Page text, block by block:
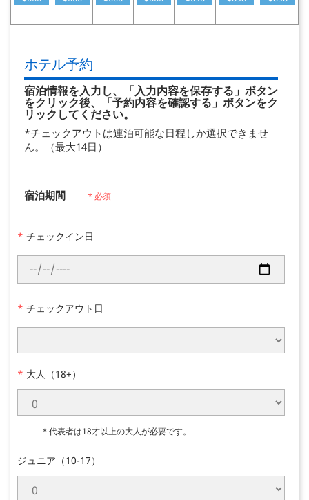
ホテル予約
宿泊情報を入力し、「入力内容を保存する」ボタン
をクリック後、「予約内容を確認する」ボタンをク
リックしてください。
*チェックアウトは連泊可能な日程しか選択できませ
ん。（最大14日）
宿泊期間 * 必須
* チェックイン日
* チェックアウト日
* 大人（18+）
＊代表者は18才以上の大人が必要です。
ジュニア（10-17）